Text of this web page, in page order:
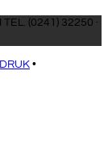
(0241) 32250 ·
•